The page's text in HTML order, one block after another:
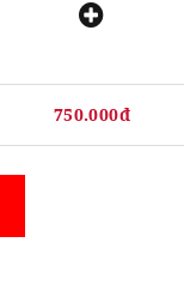
750.000đ